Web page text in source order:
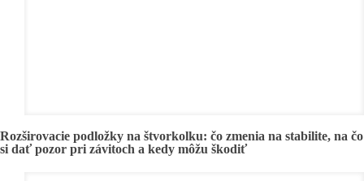
Rozširovacie podložky na štvorkolku: čo zmenia na stabilite, na čo
si dať pozor pri závitoch a kedy môžu škodiť